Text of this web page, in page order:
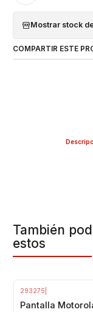
Mostrar stock
COMPARTIR ESTE
También
estos
293275
Pantalla